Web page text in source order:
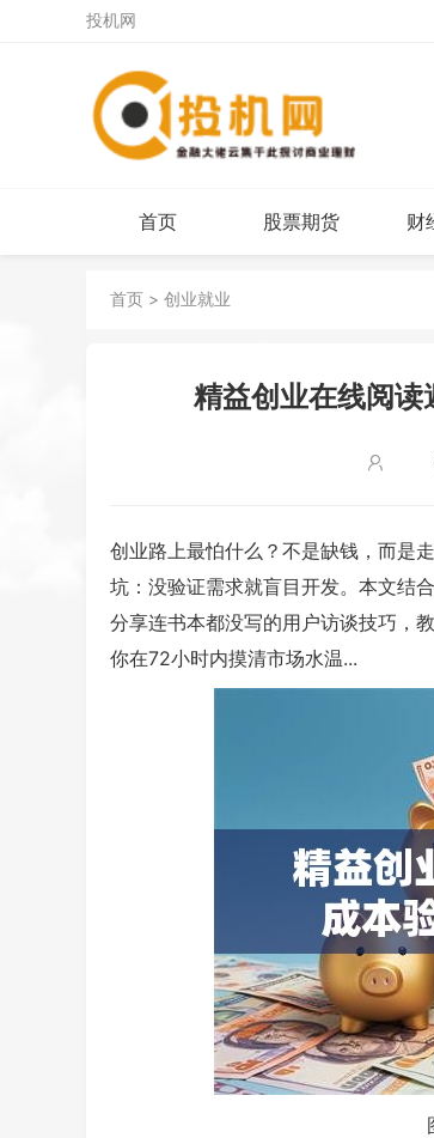
投机网
首页 股票期货 财
首页 > 创业就业
精益创业在线阅
创业路上最怕什么？不是缺钱，而是
坑：没验证需求就盲目开发。本文结
分享连书本都没写的用户访谈技巧，
你在72小时内摸清市场水温...